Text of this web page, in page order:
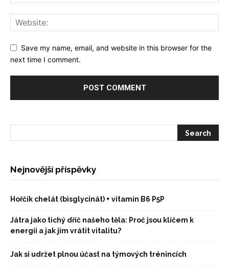
Save my name, email, and website in this browser for the
next time I comment.
Nejnovější příspěvky
Hořčík chelát (bisglycinát) + vitamín B6 P5P
Játra jako tichý dříč našeho těla: Proč jsou klíčem k
energii a jak jim vrátit vitalitu?
Jak si udržet plnou účast na týmových trénincích